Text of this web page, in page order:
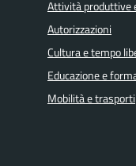
Attività produttive
Autorizzazioni
Cultura e tempo
Educazione e
Mobilità e trasporti